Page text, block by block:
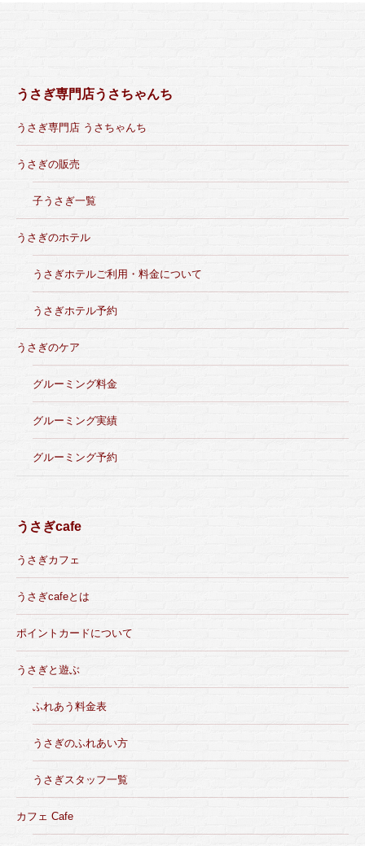
うさぎ専門店うさちゃんち
うさぎ専門店 うさちゃんち
うさぎの販売
子うさぎ一覧
うさぎのホテル
うさぎホテルご利用・料金について
うさぎホテル予約
うさぎのケア
グルーミング料金
グルーミング実績
グルーミング予約
うさぎcafe
うさぎカフェ
うさぎcafeとは
ポイントカードについて
うさぎと遊ぶ
ふれあう料金表
うさぎのふれあい方
うさぎスタッフ一覧
カフェ Cafe